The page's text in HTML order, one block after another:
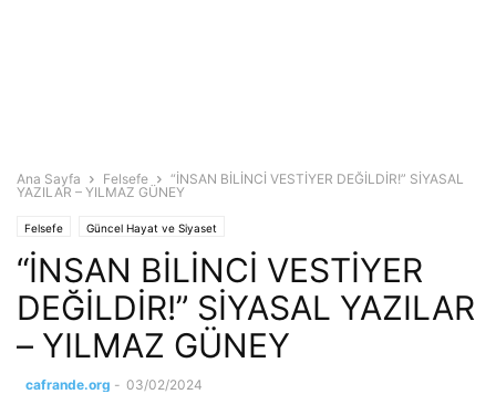
Ana Sayfa Felsefe
“İNSAN BİLİNCİ VESTİYER DEĞİLDİR!” SİYASAL
YAZILAR – YILMAZ GÜNEY
Felsefe Güncel Hayat ve Siyaset
“İNSAN BİLİNCİ VESTİYER
DEĞİLDİR!” SİYASAL YAZILAR
– YILMAZ GÜNEY
cafrande.org - 03/02/2024